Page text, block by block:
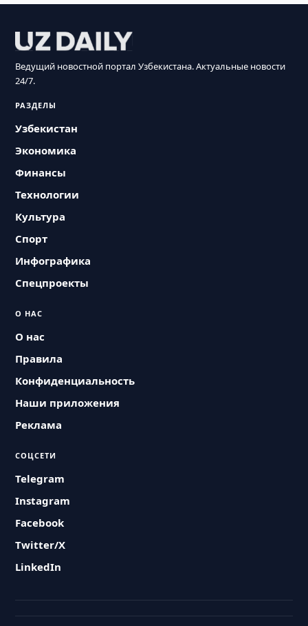
Ведущий новостной портал Узбекистана. Актуальные новости
24/7.
РАЗДЕЛЫ
Узбекистан
Экономика
Финансы
Технологии
Культура
Спорт
Инфографика
Спецпроекты
О НАС
О нас
Правила
Конфиденциальность
Наши приложения
Реклама
СОЦСЕТИ
Telegram
Instagram
Facebook
Twitter/X
LinkedIn